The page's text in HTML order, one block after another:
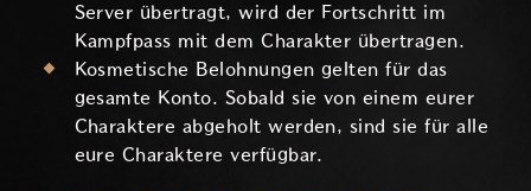
Server übertragt, wird der Fortschritt im
Kampfpass mit dem Charakter übertragen.
Kosmetische Belohnungen gelten für das
gesamte Konto. Sobald sie von einem eurer
Charaktere abgeholt werden, sind sie für alle
eure Charaktere verfügbar.